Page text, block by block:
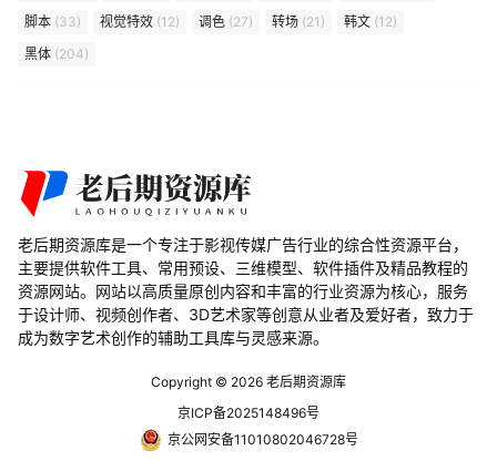
脚本 (33) 视觉特效 (12) 调色 (27) 转场 (21) 韩文 (12)
黑体 (204)
老后期资源库是一个专注于影视传媒广告行业的综合性资源平台，
主要提供软件工具、常用预设、三维模型、软件插件及精品教程的
资源网站。网站以高质量原创内容和丰富的行业资源为核心，服务
于设计师、视频创作者、3D艺术家等创意从业者及爱好者，致力于
成为数字艺术创作的辅助工具库与灵感来源。
Copyright © 2026 老后期资源库
京ICP备2025148496号
京公网安备11010802046728号